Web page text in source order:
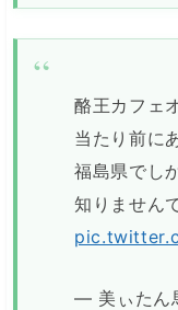
酪王カフェ
当たり前に
福島県でし
知りません
— 美ぃたん